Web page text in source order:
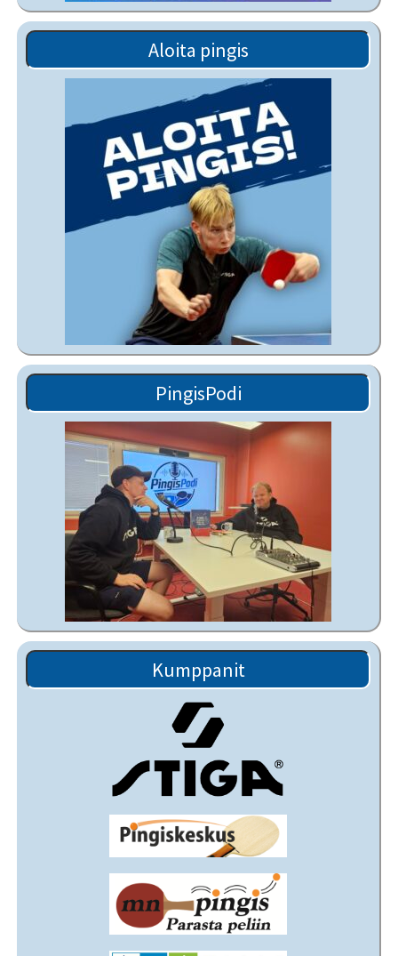
Aloita pingis
PingisPodi
Kumppanit